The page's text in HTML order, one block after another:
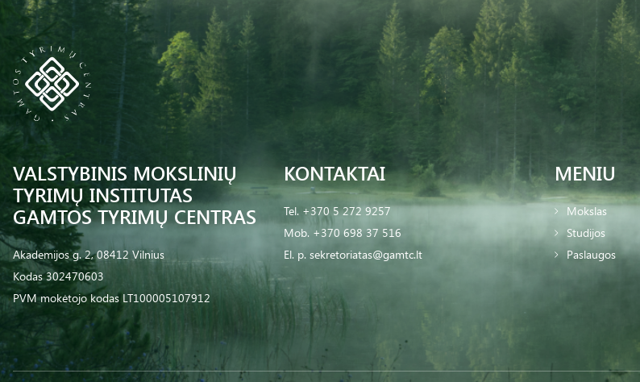
VALSTYBINIS MOKSLINIŲ
TYRIMŲ INSTITUTAS
GAMTOS TYRIMŲ CENTRAS
Akademijos g. 2, 08412 Vilnius
Kodas 302470603
PVM mokėtojo kodas LT100005107912
KONTAKTAI
Tel. +370 5 272 9257
Mob. +370 698 37 516
El. p. sekretoriatas@gamtc.lt
MENIU
Mokslas
Studijos
Paslaugos